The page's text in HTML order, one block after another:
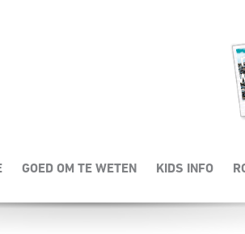
GOED OM TE WETEN KIDS INFO
dan ook niet lekker in z’n vel zit.
zich terug en keren zich naar binnen.
de onderstaande problematiek het meeste voor: